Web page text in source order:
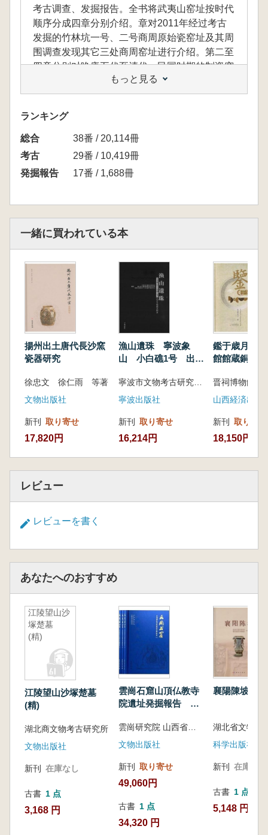
考古调查、发掘报告。全书将武夷山窑址按时代
顺序分成四章分别介绍。章对2011年经过考古
发掘的竹林坑一号、二号商周原始瓷窑址及其周
围调查发现其它三处商周窑址进行介绍。第二至
四章分别对晚唐五代至清代、民国时期的制瓷窑
业遗存调查情况及窑业内涵进行介绍。第五章结
语部分对武夷山地区制瓷窑业技术的内涵及发展
脉落进行分析与探讨。附录部分对泉州海外交通
史博物馆收藏的泉州府后山遗址出土的遇林亭窑
址产品进行介绍。为保持资料的完整性,将1998
～1999年的发掘报告附录于本调查报告之后。
本书是研究闽北武夷山地区制瓷窑业遗存的重要
参考资料
もっと見る
ランキング
総合
38番 / 20,114冊
考古
29番 / 10,419冊
発掘報告
17番 / 1,688冊
一緒に買われている本
揚州出土唐代長沙窯
瓷器研究
徐忠文 徐仁雨 等著
文物出版社
新刊 取り寄せ
17,820円
漁山遺珠 寧波象
山 小白礁1号 出水
寧波市文物考古研究所編
寧波出版社
新刊 取り寄せ
16,214円
鑑于歳月 晋
館館蔵銅鏡
晋祠博物館
山西経済出版
新刊 取り寄せ
18,150円
レビュー
レビューを書く
あなたへのおすすめ
江陵望山沙
塚楚墓
(精)
江陵望山沙塚楚墓
(精)
湖北商文物考古研究所
文物出版社
新刊 在庫なし
古書 1 点
3,168 円
雲崗石窟山頂仏教寺
院遺址発掘報告 上
文物出版社
新刊 取り寄せ
49,060円
古書 1 点
34,320 円
襄陽陳坡
科学出版社
新刊 在庫なし
古書 1 点
5,148 円